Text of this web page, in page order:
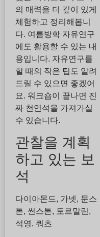
의 매력을 더 깊이 있게
체험하고 정리해봅니
다. 여름방학 자유연구
에도 활용할 수 있는 내
용입니다. 자유연구를
할 때의 작은 팁도 알려
드릴 수 있으면 좋겠어
요. 워크숍이 끝나면 진
짜 천연석을 가져가실
수 있습니다.
관찰을 계획
하고 있는 보
석
다이아몬드, 가넷, 문스
톤, 썬스톤, 토르말린,
석영, 쿼츠